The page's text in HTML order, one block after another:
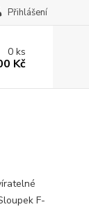
Přihlášení
0ks
Kč
F-